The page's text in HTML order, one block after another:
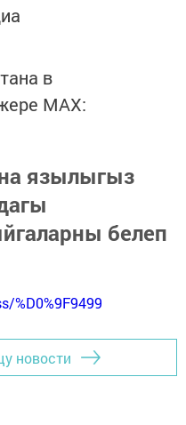
в
MАХ:
язылыгыз
белеп
%D0%9F9499
новости